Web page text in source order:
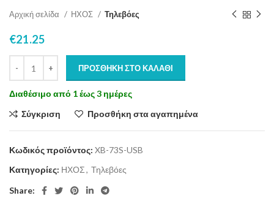
Αρχική σελίδα ΗΧΟΣ Τηλεβόες
€21.25
ΠΡΟΣΘΉΚΗ ΣΤΟ ΚΑΛΆΘΙ
Διαθέσιμο από 1 έως 3 ημέρες
Σύγκριση
Προσθήκη στα αγαπημένα
Κωδικός προϊόντος: XB-73S-USB
Κατηγορίες: ΗΧΟΣ, Τηλεβόες
Share: